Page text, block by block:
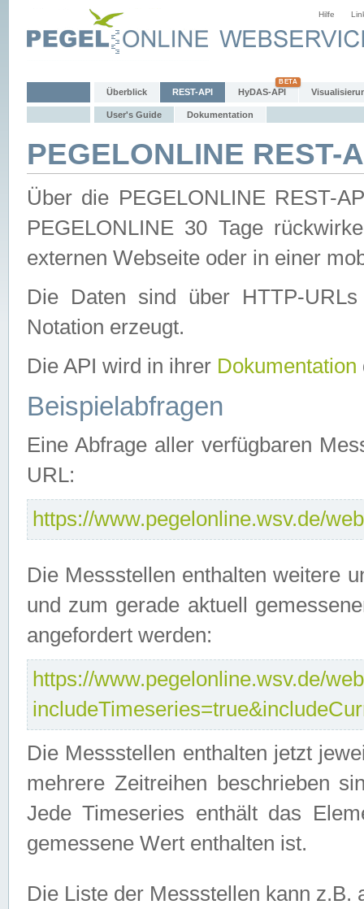
Hilfe
Überblick REST-API HyDAS-API
User's Guide Dokumentation
PEGELONLINE REST-
Über die PEGELONLINE REST-
PEGELONLINE 30 Tage
externen Webseite oder in einer
Die Daten sind über HTTP-
Notation erzeugt.
Die API wird in ihrer Dokumentation
Beispielabfragen
Eine Abfrage aller verfügbaren
URL:
https://www.pegelonline.wsv.de/
Die Messstellen enthalten weitere
und zum gerade aktuell
angefordert werden:
https://www.pegelonline.wsv.de/
Die Messstellen enthalten jetzt
mehrere Zeitreihen beschrieben
Jede Timeseries enthält das
gemessene Wert enthalten ist.
Die Liste der Messstellen kann